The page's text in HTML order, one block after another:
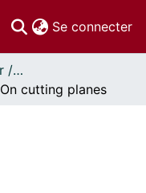
Se connecter
École de gestion Telfer // Telfer School of Management
On cutting planes